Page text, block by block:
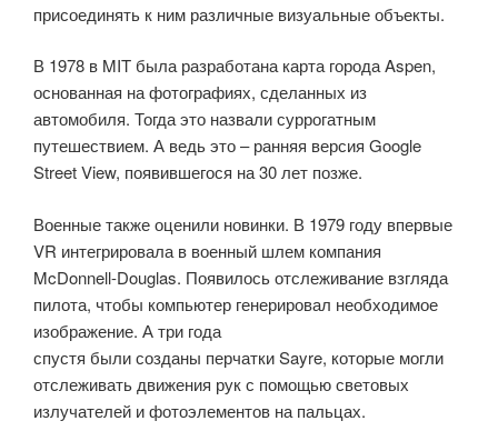
присоединять к ним различные визуальные объекты.
В 1978 в MIT была разработана карта города Aspen,
основанная на фотографиях, сделанных из
автомобиля. Тогда это назвали суррогатным
путешествием. А ведь это – ранняя версия Google
Street View, появившегося на 30 лет позже.
Военные также оценили новинки. В 1979 году впервые
VR интегрировала в военный шлем компания
McDonnell-Douglas. Появилось отслеживание взгляда
пилота, чтобы компьютер генерировал необходимое
изображение. А три года
спустя были созданы перчатки Sayre, которые могли
отслеживать движения рук с помощью световых
излучателей и фотоэлементов на пальцах.